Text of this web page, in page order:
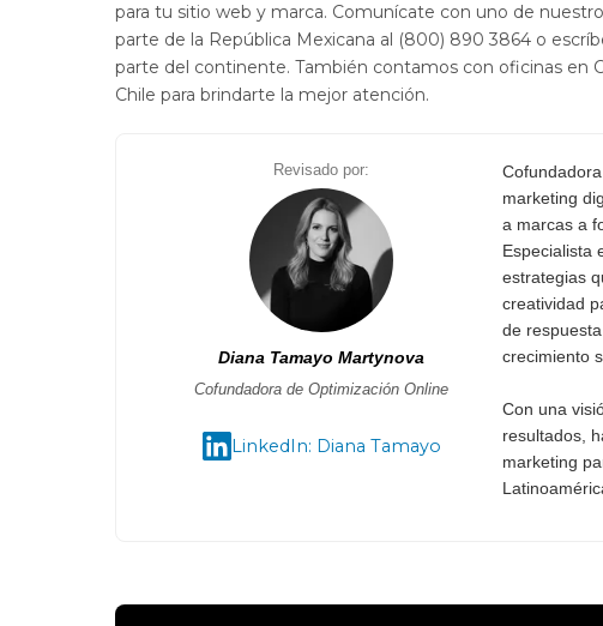
para tu sitio web y marca. Comunícate con uno de
parte de la República Mexicana al (800) 890 3864 o
parte del continente. También contamos con oficinas en
Chile para brindarte la mejor atención.
Revisado por:
Diana Tamayo Martynova
Cofundadora de Optimización Online
LinkedIn: Diana Tamayo
marketing
a marcas a
Especialista
estrategias
creatividad
de
crecimiento
Con una
resultados,
marketing